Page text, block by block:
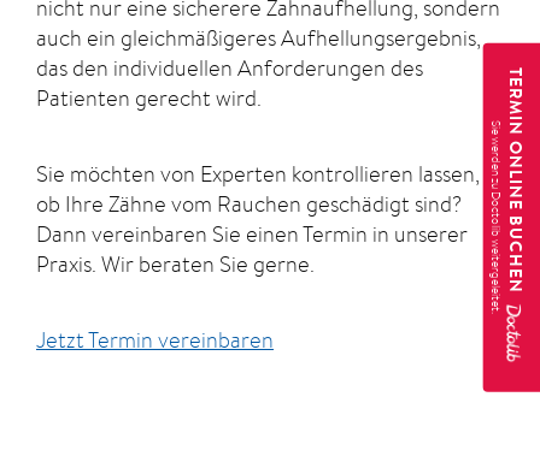
nicht nur eine sicherere Zahnaufhellung, sondern
auch ein gleichmäßigeres Aufhellungsergebnis,
das den individuellen Anforderungen des
Patienten gerecht wird.
Sie möchten von Experten kontrollieren lassen,
ob Ihre Zähne vom Rauchen geschädigt sind?
Dann vereinbaren Sie einen Termin in unserer
Praxis. Wir beraten Sie gerne.
Jetzt Termin vereinbaren
TERMIN ONLINE BUCHEN